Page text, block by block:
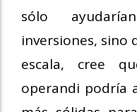
sólo
inversiones, sino
escala, cree
operandi podría